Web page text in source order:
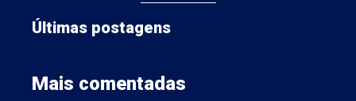
Últimas postagens
Mais comentadas